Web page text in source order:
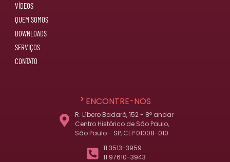
VÍDEOS
QUEM SOMOS
DOWNLOADS
SERVIÇOS
CONTATO
ENCONTRE-NOS
R. Líbero Badaró, 152 - 8º andar
Centro Histórico de São Paulo,
São Paulo - SP, CEP 01008-010
11 3513-3959
11 97610-3943